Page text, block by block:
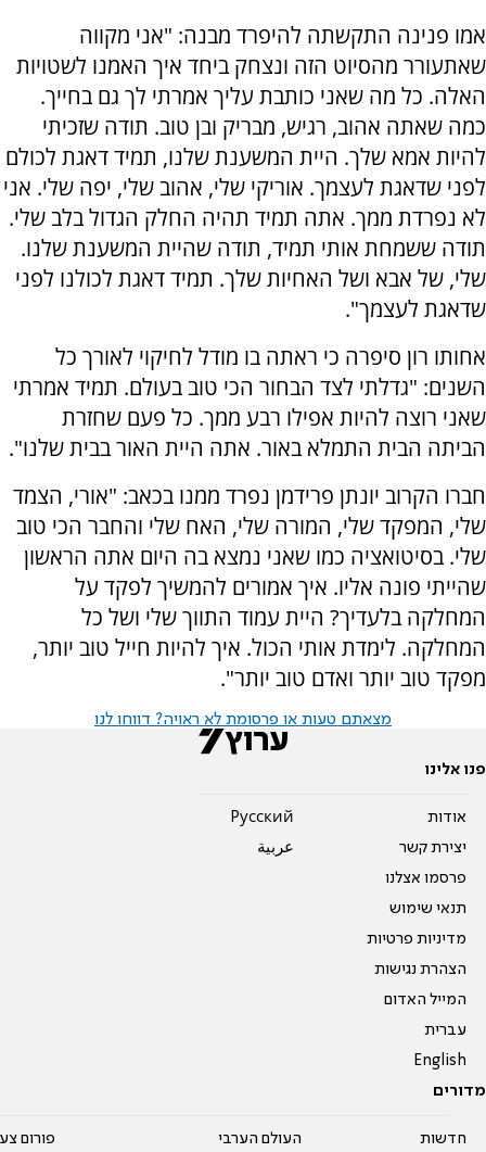
אמו פנינה התקשתה להיפרד מבנה: "אני מקווה
שאתעורר מהסיוט הזה ונצחק ביחד איך האמנו לשטויות
האלה. כל מה שאני כותבת עליך אמרתי לך גם בחייך.
כמה שאתה אהוב, רגיש, מבריק ובן טוב. תודה שזכיתי
להיות אמא שלך. היית המשענת שלנו, תמיד דאגת לכולם
לפני שדאגת לעצמך. אוריקי שלי, אהוב שלי, יפה שלי. אני
לא נפרדת ממך. אתה תמיד תהיה החלק הגדול בלב שלי.
תודה ששמחת אותי תמיד, תודה שהיית המשענת שלנו.
שלי, של אבא ושל האחיות שלך. תמיד דאגת לכולנו לפני
שדאגת לעצמך".
אחותו רון סיפרה כי ראתה בו מודל לחיקוי לאורך כל
השנים: "גדלתי לצד הבחור הכי טוב בעולם. תמיד אמרתי
שאני רוצה להיות אפילו רבע ממך. כל פעם שחזרת
הביתה הבית התמלא באור. אתה היית האור בבית שלנו".
חברו הקרוב יונתן פרידמן נפרד ממנו בכאב: "אורי, הצמד
שלי, המפקד שלי, המורה שלי, האח שלי והחבר הכי טוב
שלי. בסיטואציה כמו שאני נמצא בה היום אתה הראשון
שהייתי פונה אליו. איך אמורים להמשיך לפקד על
המחלקה בלעדיך? היית עמוד התווך שלי ושל כל
המחלקה. לימדת אותי הכול. איך להיות חייל טוב יותר,
מפקד טוב יותר ואדם טוב יותר".
מצאתם טעות או פרסומת לא ראויה? דווחו לנו
פנו אלינו
אודות
יצירת קשר
פרסמו אצלנו
תנאי שימוש
מדיניות פרטיות
הצהרת נגישות
המייל האדום
עברית
English
Pусский
عربية
מדורים
חדשות העולם הערבי פורום